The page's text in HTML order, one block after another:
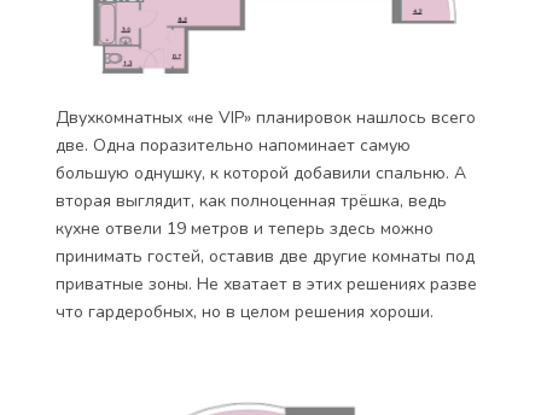
Двухкомнатных «не VIP» планировок нашлось всего
две. Одна поразительно напоминает самую
большую однушку, к которой добавили спальню. А
вторая выглядит, как полноценная трёшка, ведь
кухне отвели 19 метров и теперь здесь можно
принимать гостей, оставив две другие комнаты под
приватные зоны. Не хватает в этих решениях разве
что гардеробных, но в целом решения хороши.